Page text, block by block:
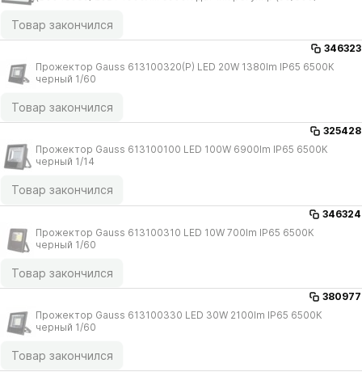
Товар закончился
346323
Прожектор Gauss 613100320(P) LED 20W 1380lm IP65 6500К
черный 1/​60
Товар закончился
325428
Прожектор Gauss 613100100 LED 100W 6900lm IP65 6500К
черный 1/​14
Товар закончился
346324
Прожектор Gauss 613100310 LED 10W 700lm IP65 6500К
черный 1/​60
Товар закончился
380977
Прожектор Gauss 613100330 LED 30W 2100lm IP65 6500К
черный 1/​60
Товар закончился